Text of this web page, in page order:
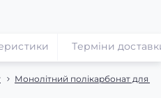
Монолітний полікарбонат для
Терміни